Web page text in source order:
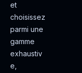
et
choisissez
parmi une
gamme
exhaustiv
e,